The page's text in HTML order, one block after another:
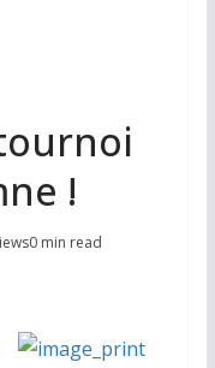
!
0 min read